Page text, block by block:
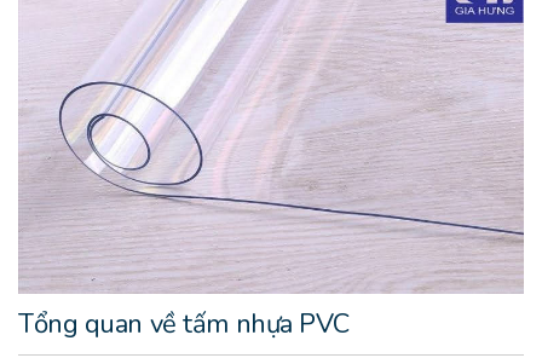
Tổng quan về tấm nhựa PVC